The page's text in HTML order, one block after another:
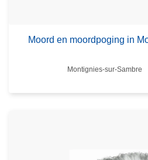
Moord en moordpoging in
Plaats
Montignies-sur-Sambre